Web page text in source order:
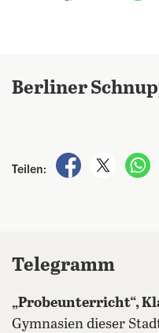
Berliner
Teilen:
auf Facebook
auf X
Telegramm
„Probeunterricht“,
Gymnasien dieser